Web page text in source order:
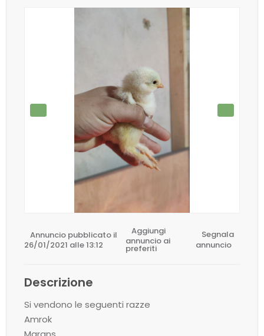
Annuncio pubblicato il
26/01/2021 alle 13:12
Aggiungi
annuncio ai
preferiti
Segnala
annuncio
Descrizione
Si vendono le seguenti razze
Amrok